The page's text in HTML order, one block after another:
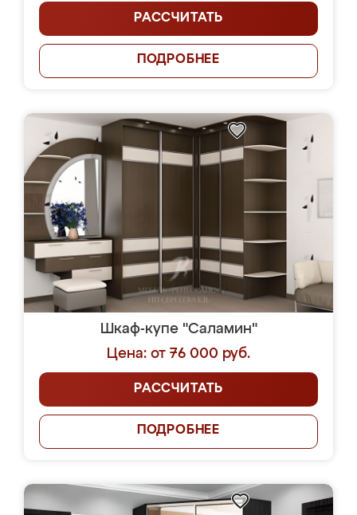
РАССЧИТАТЬ
ПОДРОБНЕЕ
Шкаф-купе "Саламин"
Цена: от 76 000 руб.
РАССЧИТАТЬ
ПОДРОБНЕЕ